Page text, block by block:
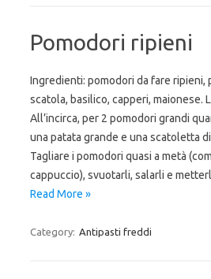
Pomodori ripieni
Ingredienti: pomodori da fare ripieni,
scatola, basilico, capperi, maionese.
All’incirca, per 2 pomodori grandi
una patata grande e una scatoletta
Tagliare i pomodori quasi a metà
cappuccio), svuotarli, salarli e
Read More »
Category: Antipasti freddi